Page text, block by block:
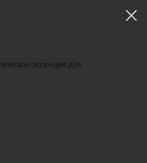
эссенция для